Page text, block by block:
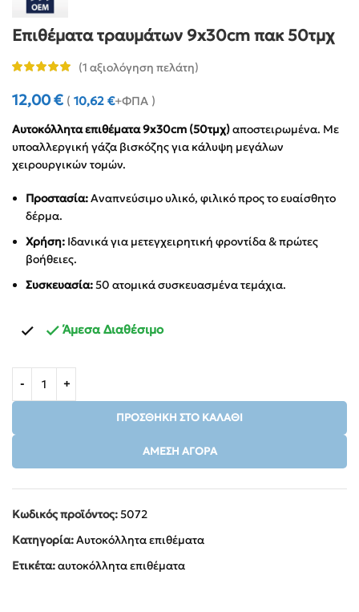
Επιθέματα τραυμάτων 9x30cm πακ 50τμχ
(1 αξιολόγηση πελάτη)
12,00€ ( 10,62 €+ΦΠΑ )
Αυτοκόλλητα επιθέματα 9x30cm (50τμχ)αποστειρωμένα. Με
υποαλλεργική γάζα βισκόζης για κάλυψη μεγάλων
χειρουργικών τομών.
Προστασία:Αναπνεύσιμο υλικό, φιλικό προς το ευαίσθητο
δέρμα.
Χρήση: Ιδανικά για μετεγχειρητική φροντίδα & πρώτες
βοήθειες.
Συσκευασία:50 ατομικά συσκευασμένα τεμάχια.
Άμεσα Διαθέσιμο
ΠΡΟΣΘΉΚΗ ΣΤΟ ΚΑΛΆΘΙ
ΆΜΕΣΗ ΑΓΟΡΆ
Κωδικός προϊόντος:5072
Κατηγορία:Αυτοκόλλητα επιθέματα
Ετικέτα:αυτοκόλλητα επιθέματα